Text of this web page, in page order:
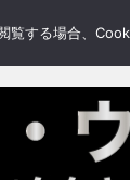
する場合、